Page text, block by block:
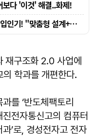
재구조화 2.0 사업에
학과를 개편한다.
를 ‘반도체팩토리
진전자통신고의 컴퓨터
’로, 경성전자고 전자